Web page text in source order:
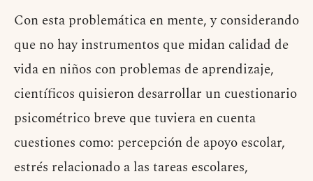
Con esta problemática en mente, y considerando
que no hay instrumentos que midan calidad de
vida en niños con problemas de aprendizaje,
científicos quisieron desarrollar un cuestionario
psicométrico breve que tuviera en cuenta
cuestiones como: percepción de apoyo escolar,
estrés relacionado a las tareas escolares,